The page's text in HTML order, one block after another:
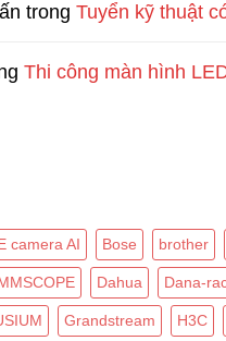
trong Tuyển kỹ thuật
Thi công màn hình
camera AI Bose brother
Dahua Dana-
Grandstream H3C